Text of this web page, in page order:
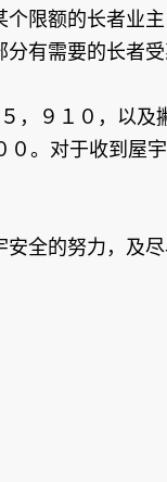
限额的长者业
有需要的长者受
，９１０，以
０。对于收到屋
全的努力，及